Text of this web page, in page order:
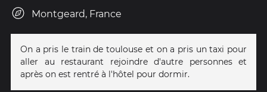
Montgeard, France
On a pris le train de toulouse et on a pris un taxi pour
aller au restaurant rejoindre d'autre personnes et
après on est rentré à l'hôtel pour dormir.